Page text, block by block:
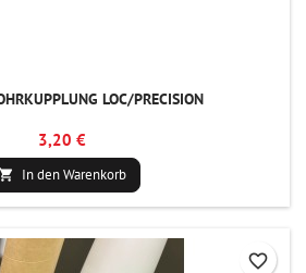
LOC/PRECISION
3,20 €
In den Warenkorb
favorite_border